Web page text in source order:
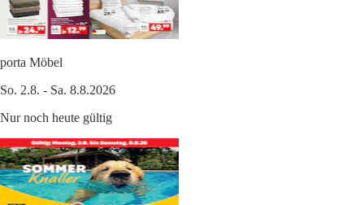
porta Möbel
So. 2.8. - Sa. 8.8.2026
Nur noch heute gültig